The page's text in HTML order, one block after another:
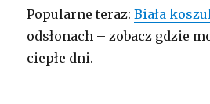
Popularne teraz:Biała
odsłonach – zobacz gdzie
ciepłe dni.